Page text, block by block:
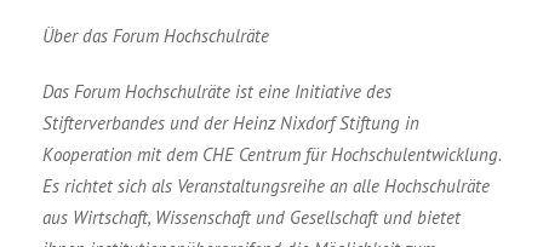
Über das Forum Hochschulräte
Das Forum Hochschulräte ist eine Initiative des
Stifterverbandes und der Heinz Nixdorf Stiftung in
Kooperation mit dem CHE Centrum für Hochschulentwicklung.
Es richtet sich als Veranstaltungsreihe an alle Hochschulräte
aus Wirtschaft, Wissenschaft und Gesellschaft und bietet